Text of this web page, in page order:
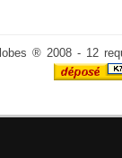
® 2008 - 12